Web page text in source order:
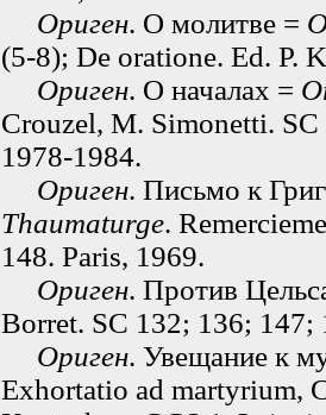
Ориген. О молитве =
(5-8); De oratione. Ed. P.
Ориген. О началах =
Crouzel, M. Simonetti.
1978-1984.
Ориген. Письмо к
Thaumaturge.
148. Paris, 1969.
Ориген. Против
Borret. SC 132; 136; 147;
Ориген. Увещание к
Exhortatio ad martyrium,